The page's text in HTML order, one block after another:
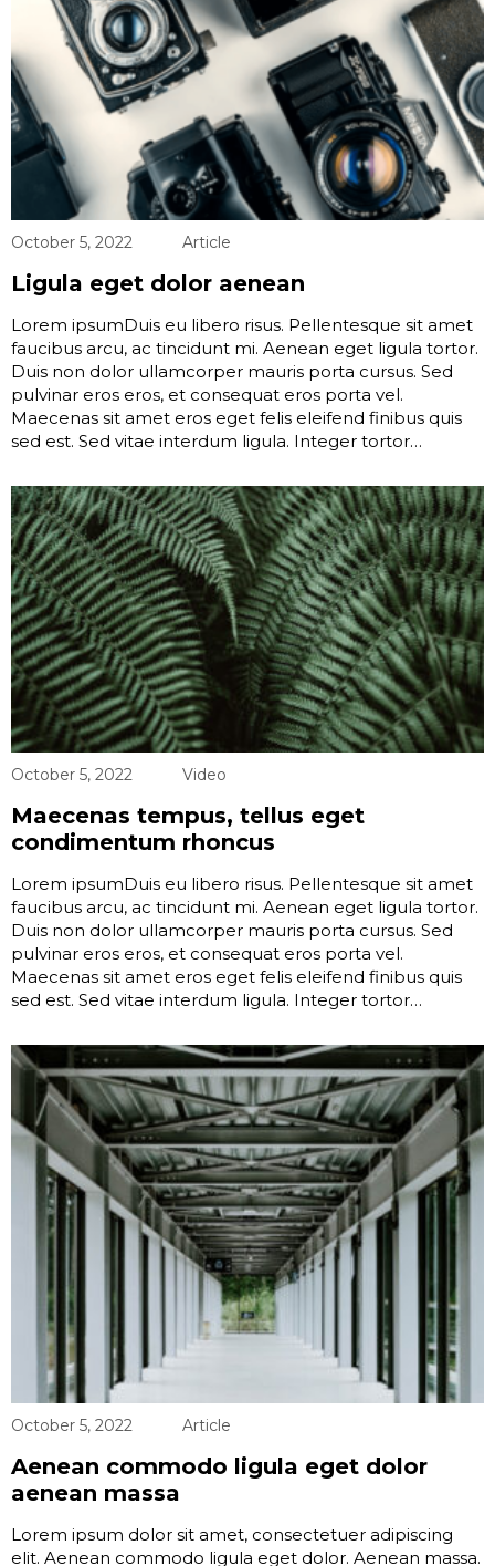
October 5, 2022 Article
Ligula eget dolor aenean
Lorem ipsumDuis eu libero risus. Pellentesque sit amet
faucibus arcu, ac tincidunt mi. Aenean eget ligula tortor.
Duis non dolor ullamcorper mauris porta cursus. Sed
pulvinar eros eros, et consequat eros porta vel.
Maecenas sit amet eros eget felis eleifend finibus quis
sed est. Sed vitae interdum ligula. Integer tortor…
October 5, 2022 Video
Maecenas tempus, tellus eget
condimentum rhoncus
Lorem ipsumDuis eu libero risus. Pellentesque sit amet
faucibus arcu, ac tincidunt mi. Aenean eget ligula tortor.
Duis non dolor ullamcorper mauris porta cursus. Sed
pulvinar eros eros, et consequat eros porta vel.
Maecenas sit amet eros eget felis eleifend finibus quis
sed est. Sed vitae interdum ligula. Integer tortor…
October 5, 2022 Article
Aenean commodo ligula eget dolor
aenean massa
Lorem ipsum dolor sit amet, consectetuer adipiscing
elit. Aenean commodo ligula eget dolor. Aenean massa.